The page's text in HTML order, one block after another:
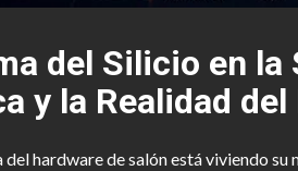
del Silicio en
y la Realidad
del hardware de salón está viviendo